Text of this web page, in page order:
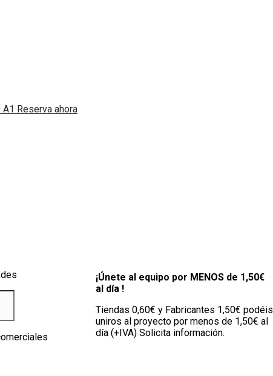
Reserva ahora
¡Únete al equipo por MENOS de 1,50€
al día !
Tiendas 0,60€ y Fabricantes 1,50€ podéis
uniros al proyecto por menos de 1,50€ al
día (+IVA) Solicita información.